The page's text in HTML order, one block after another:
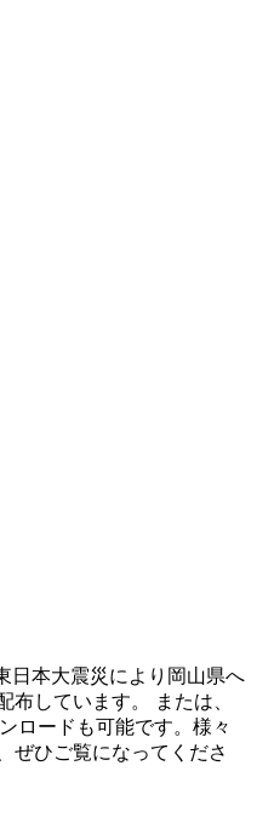
日本大震災により岡山県へ
布しています。 または、
ロードも可能です。様々
ぜひご覧になってくださ